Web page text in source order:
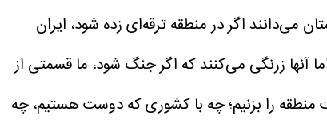
می‌دانند اگر در منطقه ترقه‌ای زده شود، ایران
آنها زرنگی می‌کنند که اگر جنگ شود، ما قسمتی از
منطقه را بزنیم؛ چه با کشوری که دوست هستیم، چه